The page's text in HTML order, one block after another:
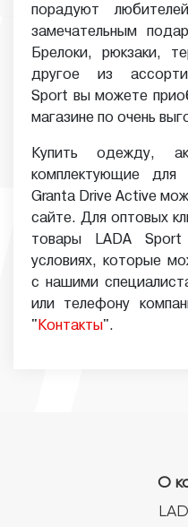
порадуют
замечательным
Брелоки, рюкзаки,
другое из
Sport вы можете
магазине по очень
Купить одежду,
комплектующие
Granta Drive Active
сайте. Для оптовых
товары LADA
условиях, которые
с нашими
или телефону
Контакты ".
О